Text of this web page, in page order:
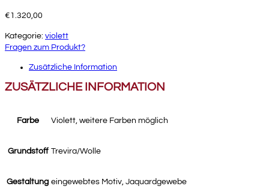
€1.320,00
Kategorie: violett
Fragen zum Produkt?
Zusätzliche Information
ZUSÄTZLICHE INFORMATION
Farbe Violett, weitere Farben möglich
Grundstoff Trevira/Wolle
Gestaltung eingewebtes Motiv, Jaquardgewebe